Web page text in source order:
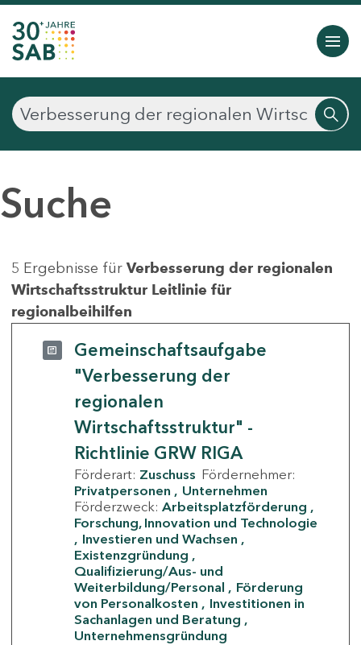
Suche
5 Ergebnisse für Verbesserung der regionalen
Wirtschaftsstruktur Leitlinie für
regionalbeihilfen
Gemeinschaftsaufgabe
"Verbesserung der
regionalen
Wirtschaftsstruktur" -
Richtlinie GRW RIGA
Förderart: Zuschuss Fördernehmer:
Privatpersonen
Unternehmen
Förderzweck: Arbeitsplatzförderung
Forschung, Innovation und Technologie
Investieren und Wachsen
Existenzgründung
Qualifizierung/Aus- und
Weiterbildung/Personal
Förderung
von Personalkosten
Investitionen in
Sachanlagen und Beratung
Unternehmensgründung